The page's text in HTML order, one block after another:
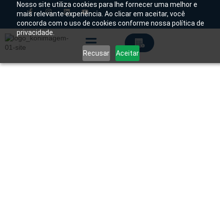
Nosso site utiliza cookies para lhe fornecer uma melhor e
mais relevante experiência. Ao clicar em aceitar, você
concorda com o uso de cookies conforme nossa política de
privacidade.
Recusar Aceitar